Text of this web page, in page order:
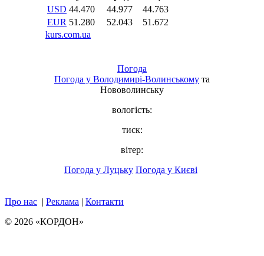
Погода
Погода у Володимирі-Волинському та
Нововолинську
вологість:
тиск:
вітер:
Погода у Луцьку Погода у Києві
Про нас | Реклама | Контакти
© 2026 «КОРДОН»